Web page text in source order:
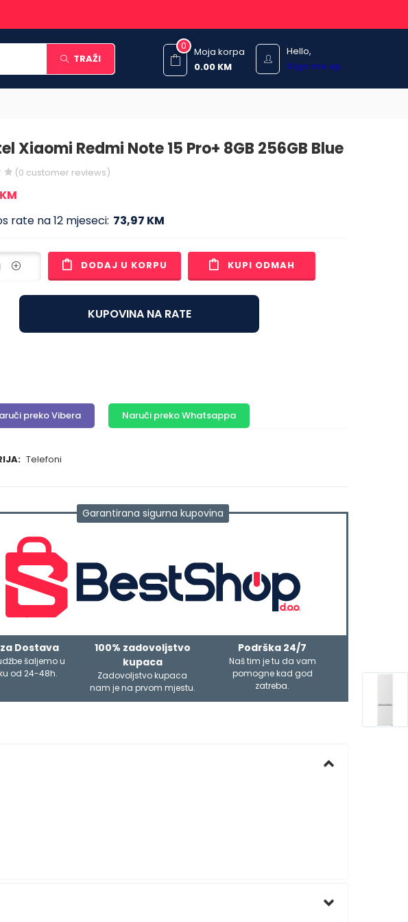
TRAŽI
Hello,
Sign me up
0
Moja korpa
0.00 KM
Xiaomi Redmi Note 15 Pro+ 8GB 256GB Blue
(0 customer reviews)
KM
rate na 12 mjeseci: 73,97 KM
DODAJ U KORPU KUPI ODMAH
KUPOVINA NA RATE
preko Vibera Naruči preko Whatsappa
Telefoni
Garantirana sigurna kupovina
Dostava
šaljemo u
od 24-48h.
100% zadovoljstvo
kupaca
Zadovoljstvo kupaca
nam je na prvom mjestu.
Podrška 24/7
Naš tim je tu da vam
pomogne kad god
zatreba.